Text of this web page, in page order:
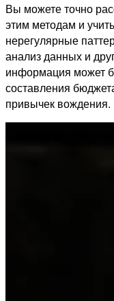
Вы можете точно
этим методам и
нерегулярные
анализ данных и
информация может
составления
привычек вождения.